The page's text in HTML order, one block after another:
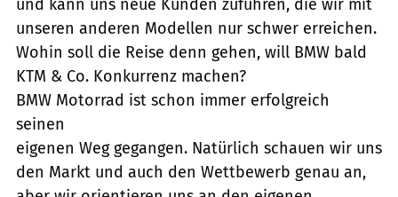
und kann uns neue Kunden zuführen, die wir mit
unseren anderen Modellen nur schwer erreichen.
Wohin soll die Reise denn gehen, will BMW bald
KTM & Co. Konkurrenz machen?
BMW Motorrad ist schon immer erfolgreich
seinen
eigenen Weg gegangen. Natürlich schauen wir uns
den Markt und auch den Wettbewerb genau an,